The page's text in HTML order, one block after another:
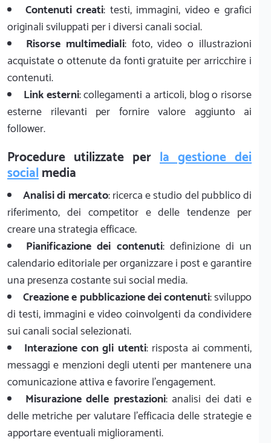
Contenuti creati: testi, immagini, video e grafici
originali sviluppati per i diversi canali social.
Risorse multimediali: foto, video o illustrazioni
acquistate o ottenute da fonti gratuite per arricchire i
contenuti.
Link esterni: collegamenti a articoli, blog o risorse
esterne rilevanti per fornire valore aggiunto ai
follower.
Procedure utilizzate per la gestione dei
socialmedia
Analisi di mercato: ricerca e studio del pubblico di
riferimento, dei competitor e delle tendenze per
creare una strategia efficace.
Pianificazione dei contenuti: definizione di un
calendario editoriale per organizzare i post e garantire
una presenza costante sui social media.
Creazione e pubblicazione dei contenuti: sviluppo
di testi, immagini e video coinvolgenti da condividere
sui canali social selezionati.
Interazione con gli utenti: risposta ai commenti,
messaggi e menzioni degli utenti per mantenere una
comunicazione attiva e favorire l'engagement.
Misurazione delle prestazioni: analisi dei dati e
delle metriche per valutare l'efficacia delle strategie e
apportare eventuali miglioramenti.